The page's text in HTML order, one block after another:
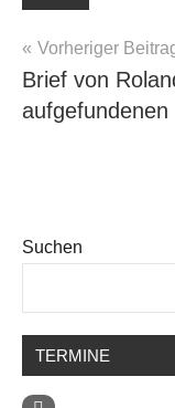
Vorheriger
Brief von
aufgefundenen
Suchen
TERMINE